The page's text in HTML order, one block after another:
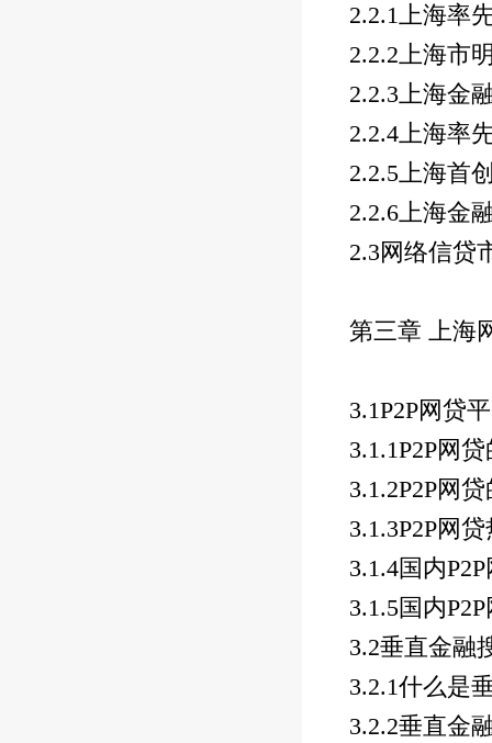
2.2.1上海率
2.2.2上海市
2.2.3上海金
2.2.4上海率
2.2.5上海首
2.2.6上海金
2.3网络信贷
第三章 上海
3.1P2P网贷
3.1.1P2P网
3.1.2P2P网
3.1.3P2P网
3.1.4国内P2P
3.1.5国内P2P
3.2垂直金融
3.2.1什么是
3.2.2垂直金